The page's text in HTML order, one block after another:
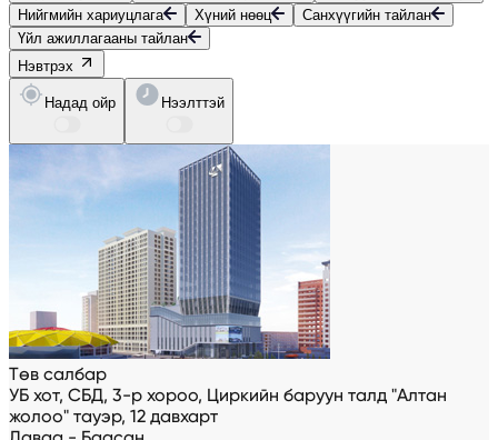
Нийгмийн хариуцлага
Хүний нөөц
Санхүүгийн тайлан
Үйл ажиллагааны тайлан
Нэвтрэх
Надад ойр Нээлттэй
Төв салбар
УБ хот, СБД, 3-р хороо, Циркийн баруун талд "Алтан
жолоо" тауэр, 12 давхарт